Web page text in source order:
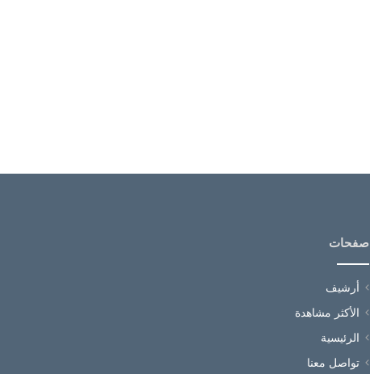
صفحات
أرشيف
الأكثر مشاهدة
الرئيسية
تواصل معنا